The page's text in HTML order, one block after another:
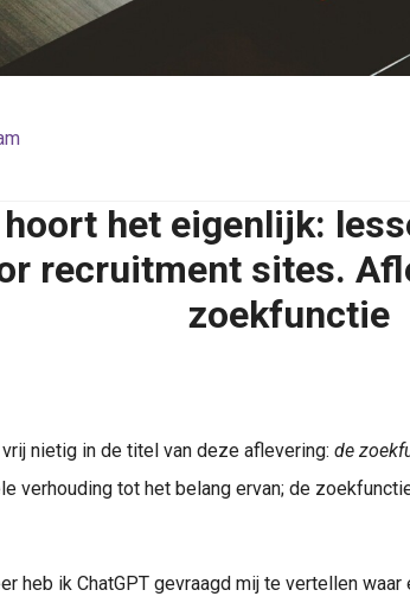
hoort het eigenlijk:
recruitment sites.
zoekfunctie
nietig in de titel van deze aflevering: de
verhouding tot het belang ervan; de
heb ik ChatGPT gevraagd mij te vertellen